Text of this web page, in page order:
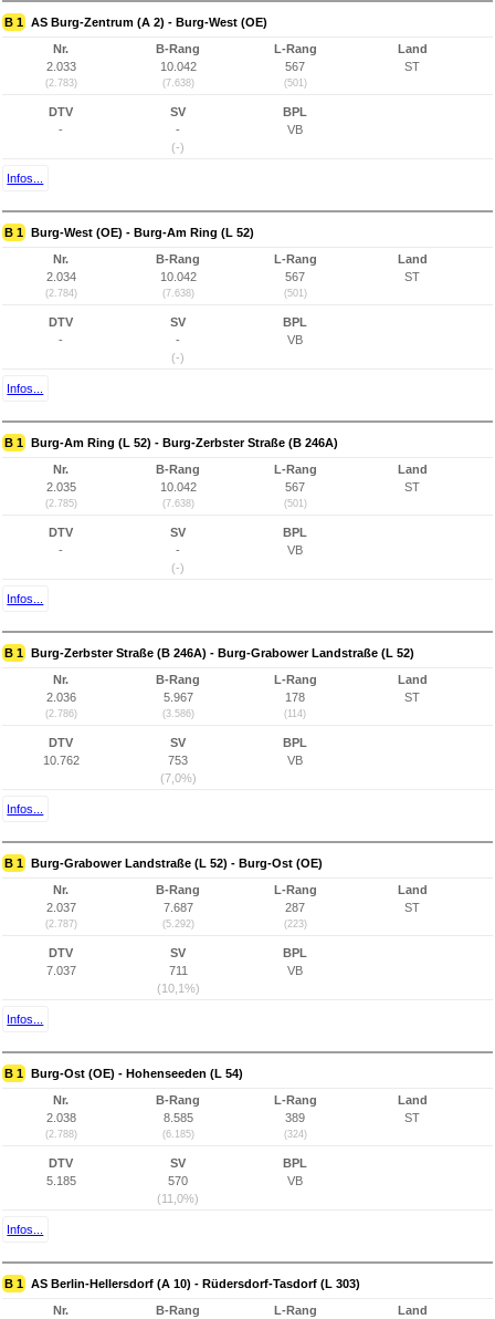
B 1 AS Burg-Zentrum (A 2) - Burg-West (OE)
Nr.
2.033
(2.783)
B-Rang
10.042
(7.638)
L-Rang
567
(501)
Land
ST
DTV
-
SV
-
(-)
BPL
VB
Infos...
B 1 Burg-West (OE) - Burg-Am Ring (L 52)
Nr.
2.034
(2.784)
B-Rang
10.042
(7.638)
L-Rang
567
(501)
Land
ST
DTV
-
SV
-
(-)
BPL
VB
Infos...
B 1 Burg-Am Ring (L 52) - Burg-Zerbster Straße (B 246A)
Nr.
2.035
(2.785)
B-Rang
10.042
(7.638)
L-Rang
567
(501)
Land
ST
DTV
-
SV
-
(-)
BPL
VB
Infos...
B 1 Burg-Zerbster Straße (B 246A) - Burg-Grabower Landstraße (L 52)
Nr.
2.036
(2.786)
B-Rang
5.967
(3.586)
L-Rang
178
(114)
Land
ST
DTV
10.762
SV
753
(7,0%)
BPL
VB
Infos...
B 1 Burg-Grabower Landstraße (L 52) - Burg-Ost (OE)
Nr.
2.037
(2.787)
B-Rang
7.687
(5.292)
L-Rang
287
(223)
Land
ST
DTV
7.037
SV
711
(10,1%)
BPL
VB
Infos...
B 1 Burg-Ost (OE) - Hohenseeden (L 54)
Nr.
2.038
(2.788)
B-Rang
8.585
(6.185)
L-Rang
389
(324)
Land
ST
DTV
5.185
SV
570
(11,0%)
BPL
VB
Infos...
B 1 AS Berlin-Hellersdorf (A 10) - Rüdersdorf-Tasdorf (L 303)
Nr.
B-Rang
L-Rang
Land